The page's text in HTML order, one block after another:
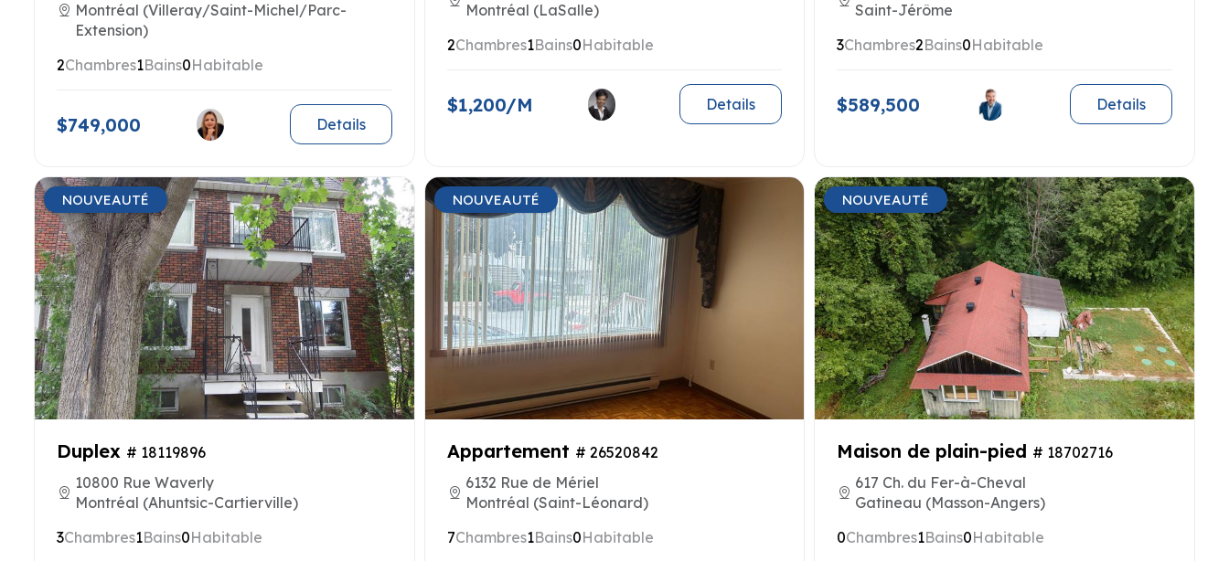
Montréal (Villeray/Saint-Michel/Parc-
Extension)
2Chambres1Bains0Habitable
$749,000 Details
Montréal (LaSalle)
2Chambres1Bains0Habitable
$1,200/M Details
Saint-Jérôme
3Chambres2Bains0Habitable
$589,500 Details
NOUVEAUTÉ
Duplex # 18119896
10800 Rue Waverly
Montréal (Ahuntsic-Cartierville)
3Chambres1Bains0Habitable
NOUVEAUTÉ
Appartement # 26520842
6132 Rue de Mériel
Montréal (Saint-Léonard)
7Chambres1Bains0Habitable
NOUVEAUTÉ
Maison de plain-pied # 18702716
617 Ch. du Fer-à-Cheval
Gatineau (Masson-Angers)
0Chambres1Bains0Habitable